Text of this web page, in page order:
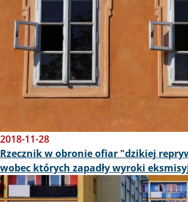
2018-11-28
Rzecznik w obronie ofiar "dzikiej
wobec których zapadły wyroki
Obraz